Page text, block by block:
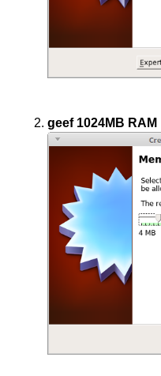
geef 1024MB RAM